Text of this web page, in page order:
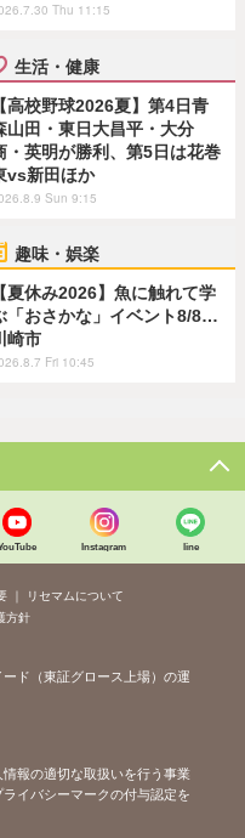
Thu 11:15
生活・健康
【高校野球2026夏】第4日青
山田・東日大昌平・大分
・英明が勝利、第5日は花巻
vs新田ほか
Sun 9:15
趣味・娯楽
【夏休み2026】魚に触れて学
「おさかな」イベント8/8…
崎市
Fri 10:45
Instagram line
リセマムについて
方針
ド（東証グロース上場）の運
報の適切な取扱いを行う事業
イバシーマークの付与認定を